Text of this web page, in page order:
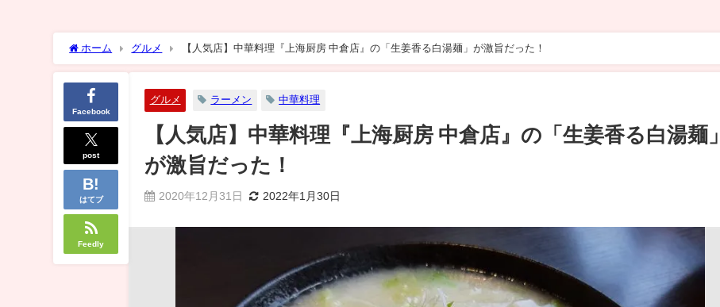
ホーム グルメ 【人気店】中華料理『上海厨房 中倉店』の「生姜香る白湯麺」が激旨だった！
Facebook
post
はてブ
Feedly
グルメ ラーメン 中華料理
【人気店】中華料理『上海厨房 中倉店』の「生姜香る白湯麺」
が激旨だった！
2020年12月31日 2022年1月30日